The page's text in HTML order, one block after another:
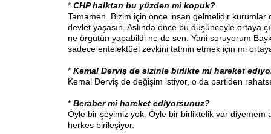
* CHP halktan bu yüzden mi kopuk?
Tamamen. Bizim için önce insan gelmelidir kurumlar
devlet yaşasın. Aslında önce bu düşünceyle ortaya
ne örgütün yapabildi ne de sen. Yani soruyorum
sadece entelektüel zevkini tatmin etmek için mi
* Kemal Derviş de sizinle birlikte mi hareket
Kemal Derviş de değişim istiyor, o da partiden
* Beraber mi hareket ediyorsunuz?
Öyle bir şeyimiz yok. Öyle bir birliktelik var diyemem
herkes birileşiyor.